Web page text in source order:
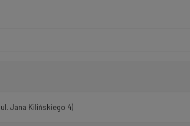
Jana Kilińskiego 4)